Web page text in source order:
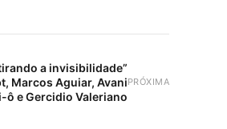
PRÓXIMA
a invisibilidade”
Marcos Aguiar, Avani
ô e Gercidio Valeriano